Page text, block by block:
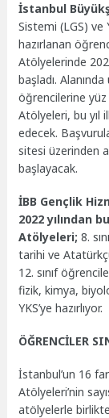
İstanbul
Sistemi (LGS) ve
hazırlanan
Atölyelerinde
başladı.
öğrencilerine
Atölyeleri, bu yıl
edecek.
sitesi üzerinden
başlayacak.
İBB Gençlik
2022 yılından
Atölyeleri; 8.
tarihi ve
12. sınıf
fizik, kimya,
YKS’ye hazırlıyor.
ÖĞRENCİLER
İstanbul’un 16
Atölyeleri’nin
atölyelerle birlikte